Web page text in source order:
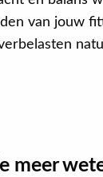
van jouw
meer